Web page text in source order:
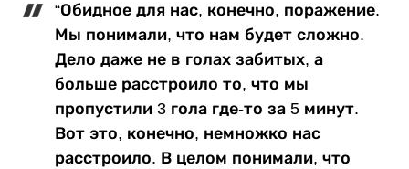
“Обидное для нас, конечно, поражение.
Мы понимали, что нам будет сложно.
Дело даже не в голах забитых, а
больше расстроило то, что мы
пропустили 3 гола где-то за 5 минут.
Вот это, конечно, немножко нас
расстроило. В целом понимали, что